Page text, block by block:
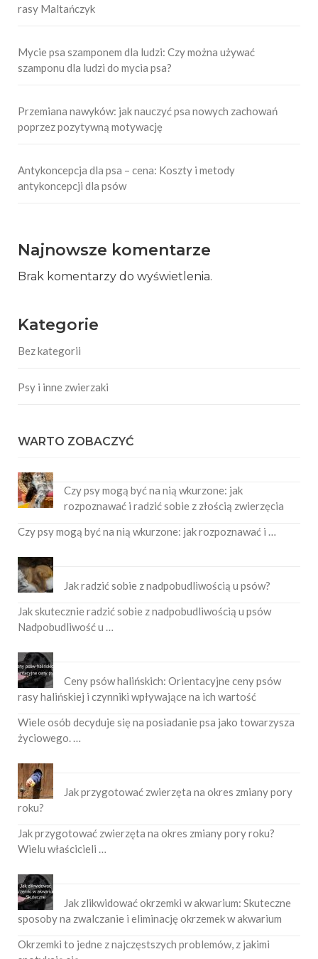
rasy Maltańczyk
Mycie psa szamponem dla ludzi: Czy można używać
szamponu dla ludzi do mycia psa?
Przemiana nawyków: jak nauczyć psa nowych zachowań
poprzez pozytywną motywację
Antykoncepcja dla psa – cena: Koszty i metody
antykoncepcji dla psów
Najnowsze komentarze
Brak komentarzy do wyświetlenia.
Kategorie
Bez kategorii
Psy i inne zwierzaki
WARTO ZOBACZYĆ
Czy psy mogą być na nią wkurzone: jak
rozpoznawać i radzić sobie z złością zwierzęcia
Czy psy mogą być na nią wkurzone: jak rozpoznawać i …
Jak radzić sobie z nadpobudliwością u psów?
Jak skutecznie radzić sobie z nadpobudliwością u psów
Nadpobudliwość u …
Ceny psów halińskich: Orientacyjne ceny psów
rasy halińskiej i czynniki wpływające na ich wartość
Wiele osób decyduje się na posiadanie psa jako towarzysza
życiowego. …
Jak przygotować zwierzęta na okres zmiany pory
roku?
Jak przygotować zwierzęta na okres zmiany pory roku?
Wielu właścicieli …
Jak zlikwidować okrzemki w akwarium: Skuteczne
sposoby na zwalczanie i eliminację okrzemek w akwarium
Okrzemki to jedne z najczęstszych problemów, z jakimi